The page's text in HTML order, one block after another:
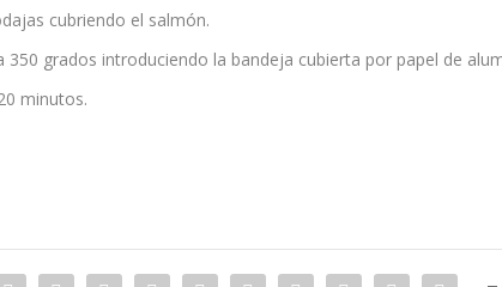
cubriendo el salmón.
350 grados introduciendo la bandeja cubierta por papel de
minutos.